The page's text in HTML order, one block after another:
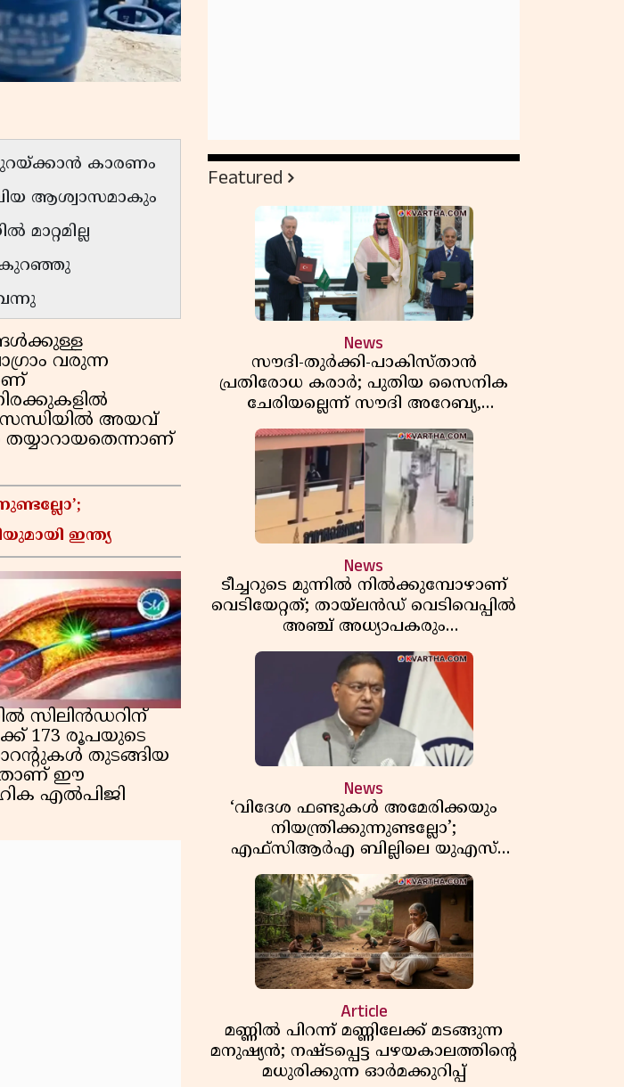
കാരണം
ആശ്വാസമാകും
കുറഞ്ഞു
വരുന്ന
അയവ്
ഇന്ത്യ
സിലിൻഡറിന്
173 രൂപയുടെ
തുടങ്ങിയ
ഈ
എൽപിജി
Featured
News
സൗദി-തുർക്കി-പാകിസ്താൻ
പ്രതിരോധ കരാർ; പുതിയ സൈനിക
ചേരിയല്ലെന്ന് സൗദി അറേബ്യ,
വിമർശനവുമായി ഇറാൻ
News
ടീച്ചറുടെ മുന്നിൽ നിൽക്കുമ്പോഴാണ്
വെടിയേറ്റത്; തായ്‌ലൻഡ് വെടിവെപ്പിൽ
അഞ്ച് അധ്യാപകരും
മുത്തശ്ശീമുത്തശ്ശന്മാരും കൊല്ലപ്പെട്ടു,
മരണസംഖ്യ 7; ഞെട്ടിക്കുന്ന
വെളിപ്പെടുത്തലുകൾ
News
‘വിദേശ ഫണ്ടുകൾ അമേരിക്കയും
നിയന്ത്രിക്കുന്നുണ്ടല്ലോ’;
എഫ്സിആർഎ ബില്ലിലെ യുഎസ്
വിമർശനങ്ങൾക്ക് മറുപടിയുമായി ഇന്ത്യ
Article
മണ്ണിൽ പിറന്ന് മണ്ണിലേക്ക് മടങ്ങുന്ന
മനുഷ്യൻ; നഷ്ടപ്പെട്ട പഴയകാലത്തിൻ്റെ
മധുരിക്കുന്ന ഓർമക്കുറിപ്പ്